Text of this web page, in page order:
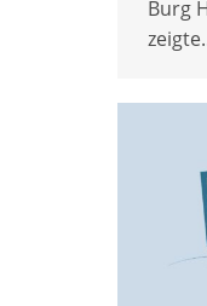
Burg